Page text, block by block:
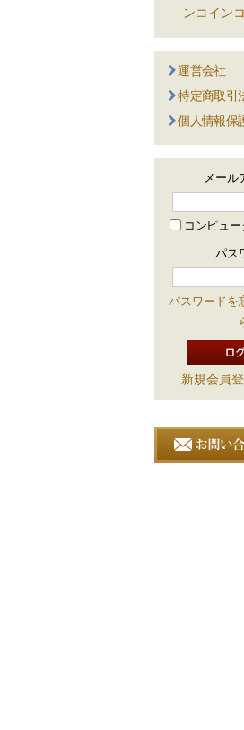
ンコイン
運営会社
特定商取引
個人情報保
メール
コンピュ
パス
パスワードを
新規会員